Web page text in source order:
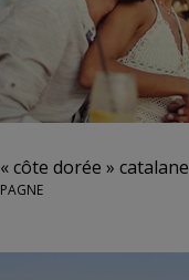
côte dorée » catalane